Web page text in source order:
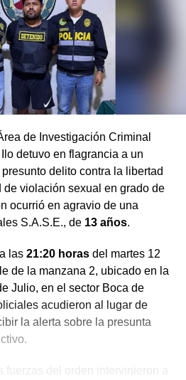
de Investigación Criminal
detuvo en flagrancia a un
delito contra la libertad
violación sexual en grado de
ocurrió en agravio de una
S.A.S.E., de 13 años.
las 21:20 horasdel martes 12
de la manzana 2, ubicado en la
Julio, en el sector Boca de
acudieron al lugar de
la alerta sobre la presunta